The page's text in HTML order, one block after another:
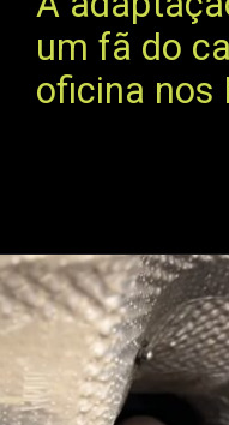
um fã do
oficina nos